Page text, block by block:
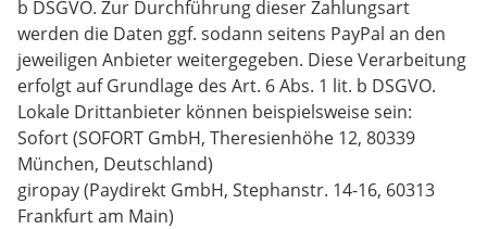
b DSGVO. Zur Durchführung dieser Zahlungsart
werden die Daten ggf. sodann seitens PayPal an den
jeweiligen Anbieter weitergegeben. Diese Verarbeitung
erfolgt auf Grundlage des Art. 6 Abs. 1 lit. b DSGVO.
Lokale Drittanbieter können beispielsweise sein:
Sofort (SOFORT GmbH, Theresienhöhe 12, 80339
München, Deutschland)
giropay (Paydirekt GmbH, Stephanstr. 14-16, 60313
Frankfurt am Main)